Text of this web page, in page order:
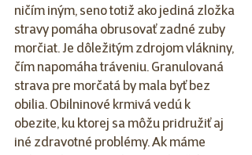
ničím iným, seno totiž ako jediná zložka
stravy pomáha obrusovať zadné zuby
morčiat. Je dôležitým zdrojom vlákniny,
čím napomáha tráveniu. Granulovaná
strava pre morčatá by mala byť bez
obilia. Obilninové krmivá vedú k
obezite, ku ktorej sa môžu pridružiť aj
iné zdravotné problémy. Ak máme